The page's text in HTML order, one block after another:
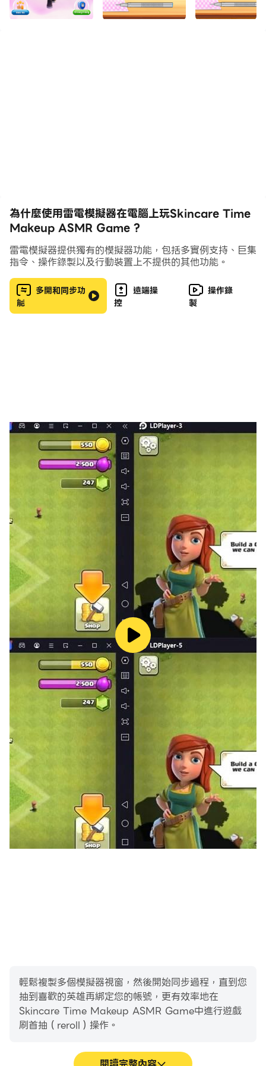
臉部、去除粉刺、使用面膜並進行全面改造。在輕鬆的遊戲
中使用真正的美容工具，如鑷子、刷子和乳霜。
👧 非常適合女孩、青少年和美容愛好者
化妝遊戲和 asmr 水療樂趣，那麼這就是適合您的遊戲。
立即下載女孩滿意的護膚時間化妝 ASMR 遊戲，開始您的
美麗之旅！
為什麼使用雷電模擬器在電腦上玩Skincare Time
Makeup ASMR Game ?
雷電模擬器提供獨有的模擬器功能，包括多實例支持、巨集
指令、操作錄製以及行動裝置上不提供的其他功能。
多開和同步功
能
遠端操
控
操作錄
製
輕鬆複製多個模擬器視窗，然後開始同步過程，直到您
抽到喜歡的英雄再綁定您的帳號，更有效率地在
Skincare Time Makeup ASMR Game中進行遊戲
刷首抽（reroll）操作。